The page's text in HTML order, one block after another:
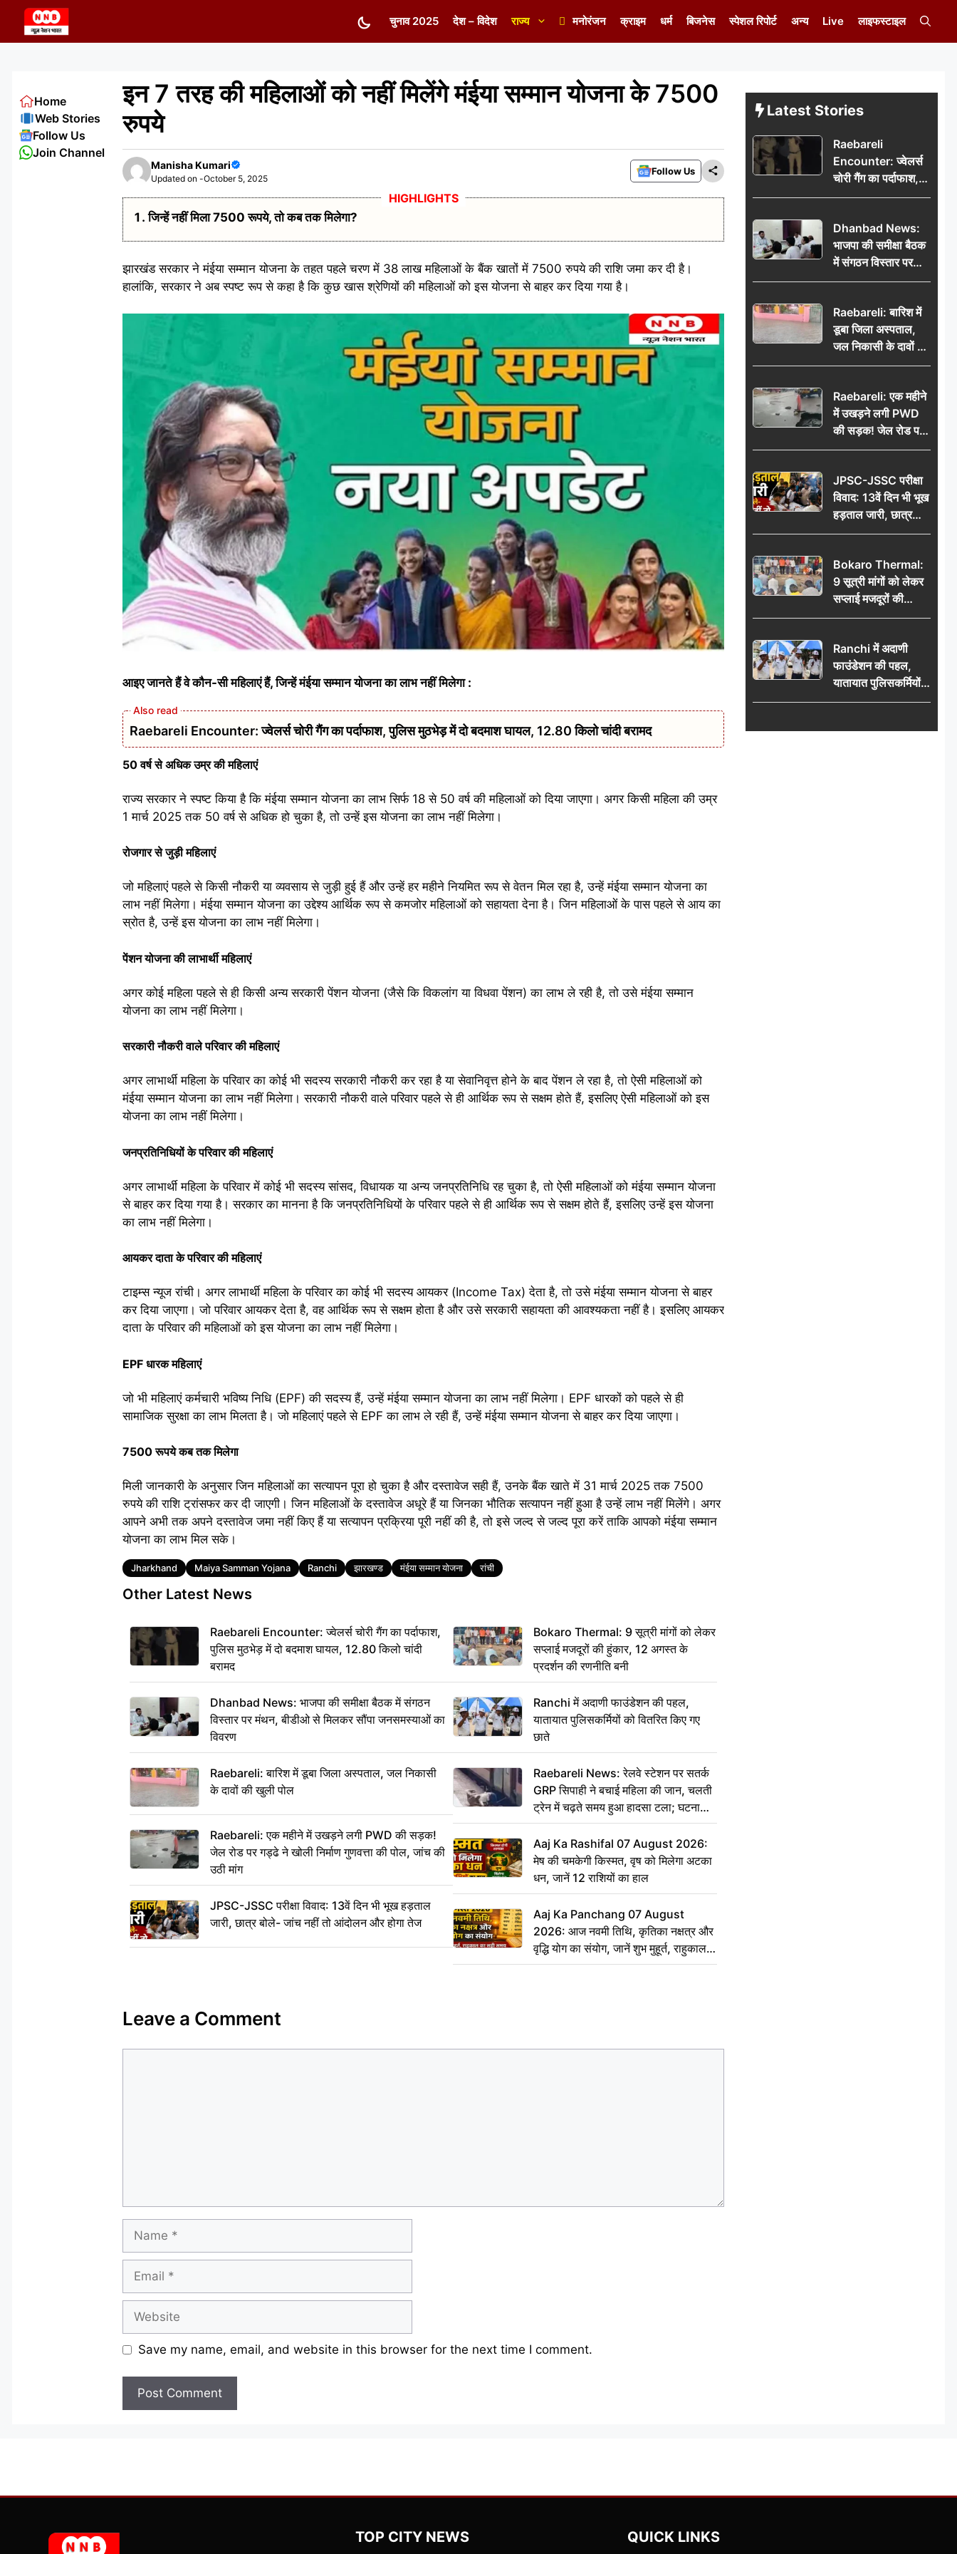
content
चुनाव 2025 देश – विदेश राज्य मनोरंजन क्राइम धर्म बिजनेस स्पेशल रिपोर्ट अन्य Live लाइफस्टाइल
इन 7 तरह की महिलाओं को नहीं मिलेंगे मंईया सम्मान योजना के 7500
रुपये
Manisha Kumari
Updated on -October 5, 2025
Follow Us
जिन्हें नहीं मिला 7500 रूपये, तो कब तक मिलेगा?
झारखंड सरकार ने मंईया सम्मान योजना के तहत पहले चरण में 38 लाख महिलाओं के बैंक खातों में 7500 रुपये की राशि जमा कर दी है।
हालांकि, सरकार ने अब स्पष्ट रूप से कहा है कि कुछ खास श्रेणियों की महिलाओं को इस योजना से बाहर कर दिया गया है।
आइए जानते हैं वे कौन-सी महिलाएं हैं, जिन्हें मंईया सम्मान योजना का लाभ नहीं मिलेगा :
Raebareli Encounter: ज्वेलर्स चोरी गैंग का पर्दाफाश, पुलिस मुठभेड़ में दो बदमाश घायल, 12.80 किलो चांदी बरामद
50 वर्ष से अधिक उम्र की महिलाएं
राज्य सरकार ने स्पष्ट किया है कि मंईया सम्मान योजना का लाभ सिर्फ 18 से 50 वर्ष की महिलाओं को दिया जाएगा। अगर किसी महिला की उम्र
1 मार्च 2025 तक 50 वर्ष से अधिक हो चुका है, तो उन्हें इस योजना का लाभ नहीं मिलेगा।
रोजगार से जुड़ी महिलाएं
जो महिलाएं पहले से किसी नौकरी या व्यवसाय से जुड़ी हुई हैं और उन्हें हर महीने नियमित रूप से वेतन मिल रहा है, उन्हें मंईया सम्मान योजना का
लाभ नहीं मिलेगा। मंईया सम्मान योजना का उद्देश्य आर्थिक रूप से कमजोर महिलाओं को सहायता देना है। जिन महिलाओं के पास पहले से आय का
स्रोत है, उन्हें इस योजना का लाभ नहीं मिलेगा।
पेंशन योजना की लाभार्थी महिलाएं
अगर कोई महिला पहले से ही किसी अन्य सरकारी पेंशन योजना (जैसे कि विकलांग या विधवा पेंशन) का लाभ ले रही है, तो उसे मंईया सम्मान
योजना का लाभ नहीं मिलेगा।
सरकारी नौकरी वाले परिवार की महिलाएं
अगर लाभार्थी महिला के परिवार का कोई भी सदस्य सरकारी नौकरी कर रहा है या सेवानिवृत्त होने के बाद पेंशन ले रहा है, तो ऐसी महिलाओं को
मंईया सम्मान योजना का लाभ नहीं मिलेगा। सरकारी नौकरी वाले परिवार पहले से ही आर्थिक रूप से सक्षम होते हैं, इसलिए ऐसी महिलाओं को इस
योजना का लाभ नहीं मिलेगा।
जनप्रतिनिधियों के परिवार की महिलाएं
अगर लाभार्थी महिला के परिवार में कोई भी सदस्य सांसद, विधायक या अन्य जनप्रतिनिधि रह चुका है, तो ऐसी महिलाओं को मंईया सम्मान योजना
से बाहर कर दिया गया है। सरकार का मानना है कि जनप्रतिनिधियों के परिवार पहले से ही आर्थिक रूप से सक्षम होते हैं, इसलिए उन्हें इस योजना
का लाभ नहीं मिलेगा।
आयकर दाता के परिवार की महिलाएं
टाइम्स न्यूज रांची। अगर लाभार्थी महिला के परिवार का कोई भी सदस्य आयकर (Income Tax) देता है, तो उसे मंईया सम्मान योजना से बाहर
कर दिया जाएगा। जो परिवार आयकर देता है, वह आर्थिक रूप से सक्षम होता है और उसे सरकारी सहायता की आवश्यकता नहीं है। इसलिए आयकर
दाता के परिवार की महिलाओं को इस योजना का लाभ नहीं मिलेगा।
EPF धारक महिलाएं
जो भी महिलाएं कर्मचारी भविष्य निधि (EPF) की सदस्य हैं, उन्हें मंईया सम्मान योजना का लाभ नहीं मिलेगा। EPF धारकों को पहले से ही
सामाजिक सुरक्षा का लाभ मिलता है। जो महिलाएं पहले से EPF का लाभ ले रही हैं, उन्हें मंईया सम्मान योजना से बाहर कर दिया जाएगा।
7500 रूपये कब तक मिलेगा
मिली जानकारी के अनुसार जिन महिलाओं का सत्यापन पूरा हो चुका है और दस्तावेज सही हैं, उनके बैंक खाते में 31 मार्च 2025 तक 7500
रुपये की राशि ट्रांसफर कर दी जाएगी। जिन महिलाओं के दस्तावेज अधूरे हैं या जिनका भौतिक सत्यापन नहीं हुआ है उन्हें लाभ नहीं मिलेंगे। अगर
आपने अभी तक अपने दस्तावेज जमा नहीं किए हैं या सत्यापन प्रक्रिया पूरी नहीं की है, तो इसे जल्द से जल्द पूरा करें ताकि आपको मंईया सम्मान
योजना का लाभ मिल सके।
Tags
Jharkhand Maiya Samman Yojana Ranchi झारखण्ड मंईया सम्मान योजना रांची
Other Latest News
Raebareli Encounter: ज्वेलर्स चोरी गैंग का पर्दाफाश,
पुलिस मुठभेड़ में दो बदमाश घायल, 12.80 किलो चांदी
बरामद
Dhanbad News: भाजपा की समीक्षा बैठक में संगठन
विस्तार पर मंथन, बीडीओ से मिलकर सौंपा जनसमस्याओं का
विवरण
Raebareli: बारिश में डूबा जिला अस्पताल, जल निकासी
के दावों की खुली पोल
Raebareli: एक महीने में उखड़ने लगी PWD की सड़क!
जेल रोड पर गड्ढे ने खोली निर्माण गुणवत्ता की पोल, जांच की
उठी मांग
JPSC-JSSC परीक्षा विवाद: 13वें दिन भी भूख हड़ताल
जारी, छात्र बोले- जांच नहीं तो आंदोलन और होगा तेज
Bokaro Thermal: 9 सूत्री मांगों को लेकर
सप्लाई मजदूरों की हुंकार, 12 अगस्त के
प्रदर्शन की रणनीति बनी
Ranchi में अदाणी फाउंडेशन की पहल,
यातायात पुलिसकर्मियों को वितरित किए गए
छाते
Raebareli News: रेलवे स्टेशन पर सतर्क
GRP सिपाही ने बचाई महिला की जान, चलती
ट्रेन में चढ़ते समय हुआ हादसा टला; घटना
CCTV में कैद
Aaj Ka Rashifal 07 August 2026:
मेष की चमकेगी किस्मत, वृष को मिलेगा अटका
धन, जानें 12 राशियों का हाल
Aaj Ka Panchang 07 August
2026: आज नवमी तिथि, कृतिका नक्षत्र और
वृद्धि योग का संयोग, जानें शुभ मुहूर्त, राहुकाल
का सही समय
Leave a Comment
Save my name, email, and website in this browser for the next time I comment.
Home
Web Stories
Follow Us
Join Channel
Latest Stories
Raebareli
Encounter: ज्वेलर्स
चोरी गैंग का पर्दाफाश,
पुलिस मुठभेड़ में दो
किलो चांदी बरामद
Dhanbad News:
भाजपा की समीक्षा बैठक
में संगठन विस्तार पर
मंथन, बीडीओ से
जनसमस्याओं का विवरण
Raebareli: बारिश में
डूबा जिला अस्पताल,
जल निकासी के दावों की
खुली पोल
Raebareli: एक महीने
में उखड़ने लगी PWD
की सड़क! जेल रोड पर
गड्ढे ने खोली निर्माण
की उठी मांग
JPSC-JSSC परीक्षा
विवाद: 13वें दिन भी भूख
हड़ताल जारी, छात्र
बोले- जांच नहीं तो
Bokaro Thermal:
9 सूत्री मांगों को लेकर
सप्लाई मजदूरों की
हुंकार, 12 अगस्त के
Ranchi में अदाणी
फाउंडेशन की पहल,
यातायात पुलिसकर्मियों
को वितरित किए गए छाते
TOP CITY NEWS QUICK LINKS